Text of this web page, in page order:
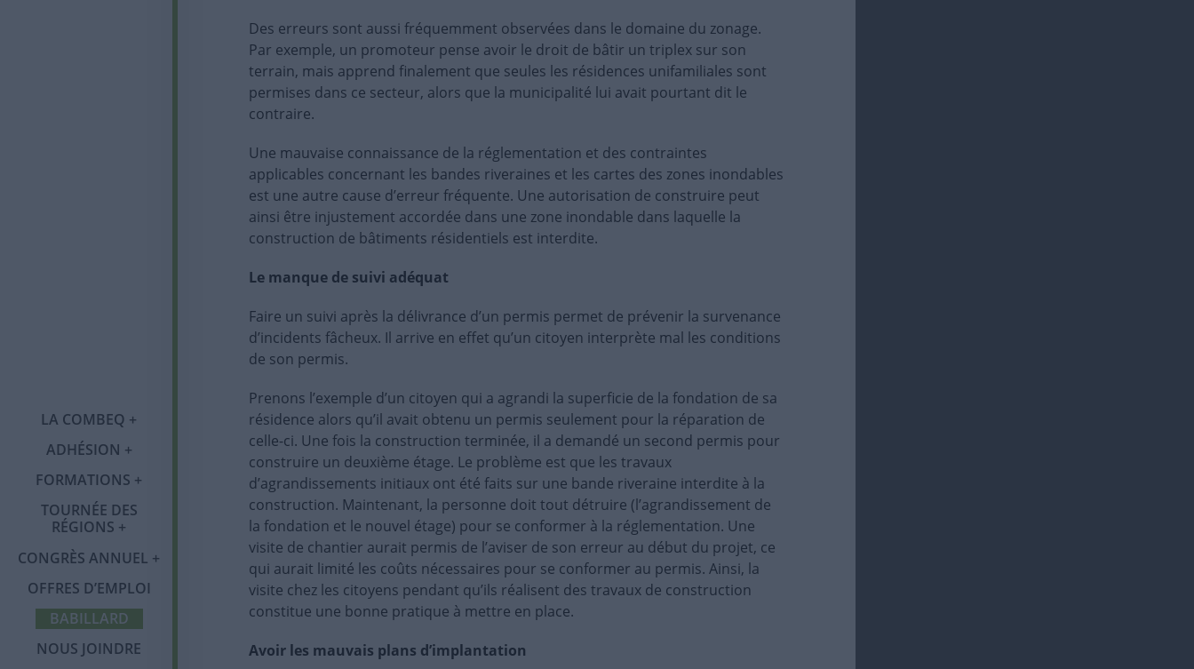
LA COMBEQ
Notre histoire
Publications
Communiqués
Infolettre
Politique sur la
protection des
renseignements
ADHÉSION
Adhésion
membres et tarifs
Services et
avantages
Membres corporatifs
FORMATIONS
Programme OMBE
Formations 2026
Foire aux questions
(FAQ)
TOURNÉE DES
RÉGIONS
Tournée des régions
Témiscamingue
Laval
Saguenay-Lac-Saint-
Jean
CONGRÈS ANNUEL
Congrès annuel
Mot du comité
Partenaires et
commanditaires
OFFRES D’EMPLOI
BABILLARD
NOUS JOINDRE
Des erreurs sont aussi fréquemment observées dans le domaine du zonage.
Par exemple, un promoteur pense avoir le droit de bâtir un triplex sur son
terrain, mais apprend finalement que seules les résidences unifamiliales sont
permises dans ce secteur, alors que la municipalité lui avait pourtant dit le
contraire.
Une mauvaise connaissance de la réglementation et des contraintes
applicables concernant les bandes riveraines et les cartes des zones inondables
est une autre cause d’erreur fréquente. Une autorisation de construire peut
ainsi être injustement accordée dans une zone inondable dans laquelle la
construction de bâtiments résidentiels est interdite.
Le manque de suivi adéquat
Faire un suivi après la délivrance d’un permis permet de prévenir la survenance
d’incidents fâcheux. Il arrive en effet qu’un citoyen interprète mal les conditions
de son permis.
Prenons l’exemple d’un citoyen qui a agrandi la superficie de la fondation de sa
résidence alors qu’il avait obtenu un permis seulement pour la réparation de
celle-ci. Une fois la construction terminée, il a demandé un second permis pour
construire un deuxième étage. Le problème est que les travaux
d’agrandissements initiaux ont été faits sur une bande riveraine interdite à la
construction. Maintenant, la personne doit tout détruire (l’agrandissement de
la fondation et le nouvel étage) pour se conformer à la réglementation. Une
visite de chantier aurait permis de l’aviser de son erreur au début du projet, ce
qui aurait limité les coûts nécessaires pour se conformer au permis. Ainsi, la
visite chez les citoyens pendant qu’ils réalisent des travaux de construction
constitue une bonne pratique à mettre en place.
Avoir les mauvais plans d’implantation